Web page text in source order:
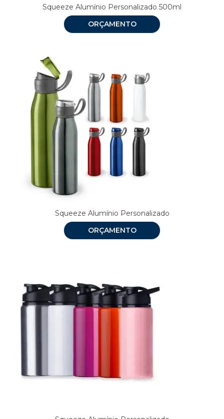
Squeeze Alumínio Personalizado 500ml
ORÇAMENTO
Squeeze Alumínio Personalizado
ORÇAMENTO